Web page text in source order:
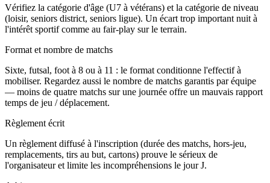
Vérifiez la catégorie d'âge (U7 à vétérans) et la catégorie de niveau
(loisir, seniors district, seniors ligue). Un écart trop important nuit à
l'intérêt sportif comme au fair-play sur le terrain.
Format et nombre de matchs
Sixte, futsal, foot à 8 ou à 11 : le format conditionne l'effectif à
mobiliser. Regardez aussi le nombre de matchs garantis par équipe
— moins de quatre matchs sur une journée offre un mauvais rapport
temps de jeu / déplacement.
Règlement écrit
Un règlement diffusé à l'inscription (durée des matchs, hors-jeu,
remplacements, tirs au but, cartons) prouve le sérieux de
l'organisateur et limite les incompréhensions le jour J.